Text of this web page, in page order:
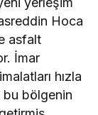
Hoca
asfalt
İmar
hızla
bölgenin